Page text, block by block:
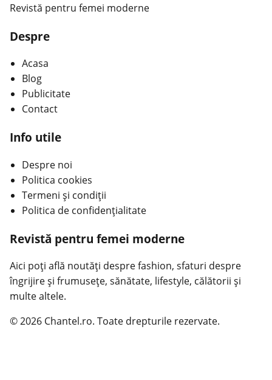
Revistă pentru femei moderne
Despre
Acasa
Blog
Publicitate
Contact
Info utile
Despre noi
Politica cookies
Termeni și condiții
Politica de confidențialitate
Revistă pentru femei moderne
Aici poți află noutăți despre fashion, sfaturi despre
îngrijire și frumusețe, sănătate, lifestyle, călătorii și
multe altele.
© 2026 Chantel.ro. Toate drepturile rezervate.